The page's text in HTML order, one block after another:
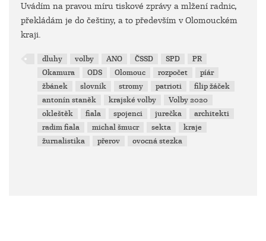
Uvádím na pravou míru tiskové zprávy a mlžení radnic,
překládám je do češtiny, a to především v Olomouckém
kraji.
dluhy volby ANO ČSSD SPD
PR
Okamura
ODS Olomouc rozpočet
píár
žbánek
slovník stromy patrioti
filip žáček
antonín staněk
krajské volby
Volby 2020
okleštěk
fiala spojenci jurečka
architekti
radim fiala
michal šmucr sekta
kraje
žurnalistika
přerov ovocná stezka